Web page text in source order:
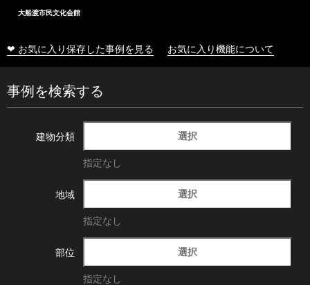
大船渡市民文化会館
❤ お気に入り保存した事例を見る お気に入り機能について
事例を検索する
建物分類 選択
指定なし
地域 選択
指定なし
部位 選択
指定なし